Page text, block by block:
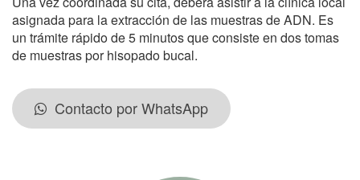
asignada para la extracción de las muestras de ADN. Es
un trámite rápido de 5 minutos que consiste en dos tomas
de muestras por hisopado bucal.
Contacto por WhatsApp